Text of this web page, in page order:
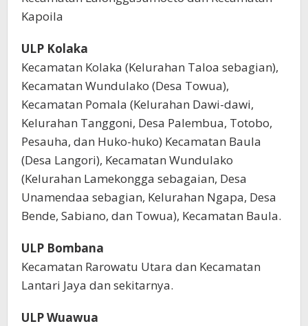
Kapoila
ULP Kolaka
Kecamatan Kolaka (Kelurahan Taloa sebagian),
Kecamatan Wundulako (Desa Towua),
Kecamatan Pomala (Kelurahan Dawi-dawi,
Kelurahan Tanggoni, Desa Palembua, Totobo,
Pesauha, dan Huko-huko) Kecamatan Baula
(Desa Langori), Kecamatan Wundulako
(Kelurahan Lamekongga sebagaian, Desa
Unamendaa sebagian, Kelurahan Ngapa, Desa
Bende, Sabiano, dan Towua), Kecamatan Baula.
ULP Bombana
Kecamatan Rarowatu Utara dan Kecamatan
Lantari Jaya dan sekitarnya.
ULP Wuawua